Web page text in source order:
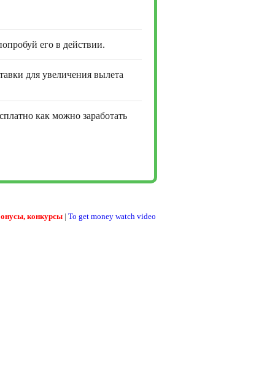
его в действии.
для увеличения вылета
как можно заработать
конкурсы | To get money watch video